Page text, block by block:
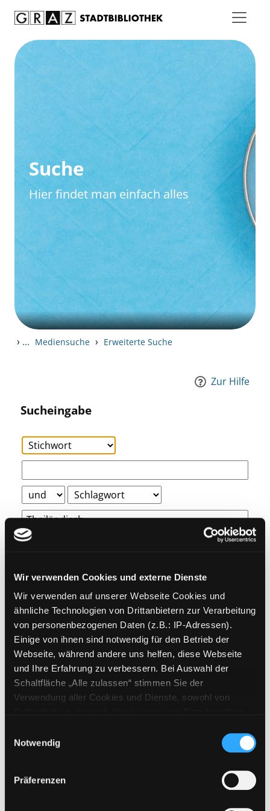
Wir verwenden Cookies und externe Dienste
Wir verwenden auf unserer Webseite Cookies und
ähnliche Technologien von Drittanbietern zur Verarbeitung
von personenbezogenen Daten (z.B.: IP-Adressen).
Einige von ihnen sind notwendig für den Betrieb der
Webseite, während andere uns helfen, diese Webseite
und Ihre Erfahrung zu verbessern. Bei Auswahl der
Schaltfläche „Alle zulassen“ stimmen Sie der
Verwendung aller Cookies und Dienste, sowohl von
Cookies von Drittanbietern, eine Verarbeitung in
unsicheren Drittländern (Länder außerhalb des EWR
ohne adäquates Datenschutzniveau) stattfinden kann. In
diesem Zusammenhang können aktuell Risiken für
Notwendig
Präferenzen
Suche
Hier findet man einfach alles
› ... Mediensuche › Erweiterte Suche
Zur Hilfe
Sucheingabe
Weitere Suchkriterien
Erwerbungen der letzten Tage
Jahr von
Medien anzeigen, die nach dem Jahr veröffentlicht
Jahr bis
Medien anzeigen, die vor dem
E-Medien
Mediengruppe